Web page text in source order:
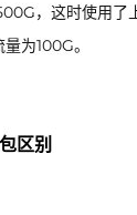
，这时使用了
为100G。
区别